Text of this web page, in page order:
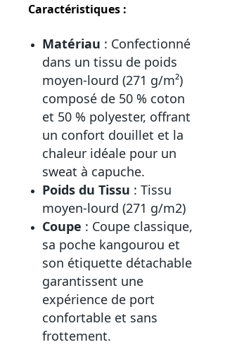
Caractéristiques :
Matériau : Confectionné
dans un tissu de poids
moyen-lourd (271 g/m²)
composé de 50 % coton
et 50 % polyester, offrant
un confort douillet et la
chaleur idéale pour un
sweat à capuche.
Poids du Tissu : Tissu
moyen-lourd (271 g/m2)
Coupe : Coupe classique,
sa poche kangourou et
son étiquette détachable
garantissent une
expérience de port
confortable et sans
frottement.